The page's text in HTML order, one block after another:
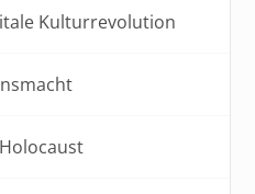
Kulturrevolution